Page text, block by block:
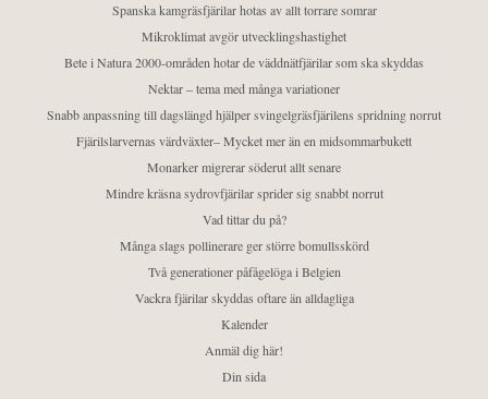
Spanska kamgräsfjärilar hotas av allt torrare somrar
Mikroklimat avgör utvecklingshastighet
Bete i Natura 2000-områden hotar de väddnätfjärilar som ska skyddas
Nektar – tema med många variationer
Snabb anpassning till dagslängd hjälper svingelgräsfjärilens spridning norrut
Fjärilslarvernas värdväxter– Mycket mer än en midsommarbukett
Monarker migrerar söderut allt senare
Mindre kräsna sydrovfjärilar sprider sig snabbt norrut
Vad tittar du på?
Många slags pollinerare ger större bomullsskörd
Två generationer påfågelöga i Belgien
Vackra fjärilar skyddas oftare än alldagliga
Kalender
Anmäl dig här!
Din sida